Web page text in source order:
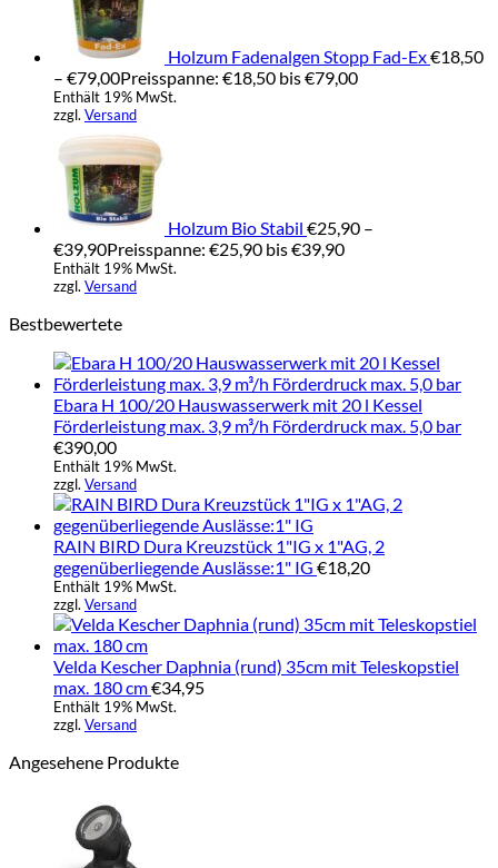
Holzum Fadenalgen Stopp Fad-Ex€18,50
– €79,00Preisspanne: €18,50 bis €79,00
Enthält 19% MwSt.
zzgl. Versand
Holzum Bio Stabil €25,90 –
€39,90Preisspanne: €25,90 bis €39,90
Enthält 19% MwSt.
zzgl. Versand
Bestbewertete
Ebara H 100/20 Hauswasserwerk mit 20 l Kessel
Förderleistung max. 3,9 m³/h Förderdruck max. 5,0 bar
€390,00
Enthält 19% MwSt.
zzgl. Versand
RAIN BIRD Dura Kreuzstück 1"IG x 1"AG, 2
gegenüberliegende Auslässe:1" IG €18,20
Enthält 19% MwSt.
zzgl. Versand
Velda Kescher Daphnia (rund) 35cm mit Teleskopstiel
max. 180 cm€34,95
Enthält 19% MwSt.
zzgl. Versand
Angesehene Produkte